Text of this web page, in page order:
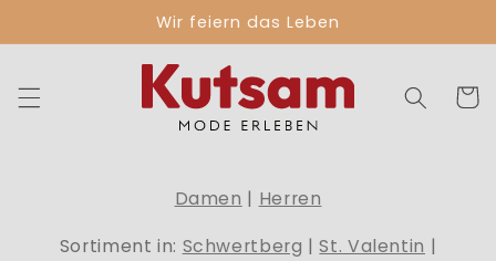
Inhalt
Wir feiern das Leben
Damen | Herren
Sortiment in: Schwertberg |St. Valentin |